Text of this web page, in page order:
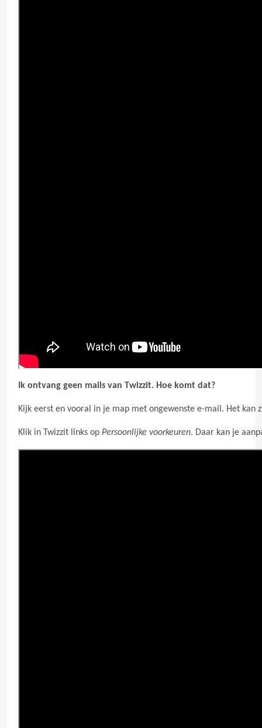
Ik ontvang geen mails van Twizzit. Hoe komt dat?
Kijk eerst en vooral in je map met ongewenste e-mail. Het kan
Klik in Twizzit links op Persoonlijke voorkeuren. Daar kan je